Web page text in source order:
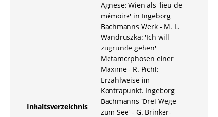
Inhaltsverzeichnis
Agnese: Wien als 'lieu de
mémoire' in Ingeborg
Bachmanns Werk - M. L.
Wandruszka: 'Ich will
zugrunde gehen'.
Metamorphosen einer
Maxime - R. Pichl:
Erzählweise im
Kontrapunkt. Ingeborg
Bachmanns 'Drei Wege
zum See' - G. Brinker-